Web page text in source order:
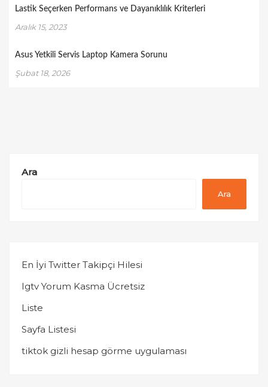
Lastik Seçerken Performans ve Dayanıklılık Kriterleri
Aralık 15, 2023
Asus Yetkili Servis Laptop Kamera Sorunu
Şubat 18, 2026
Ara
Ara
En İyi Twitter Takipçi Hilesi
Igtv Yorum Kasma Ücretsiz
Liste
Sayfa Listesi
tiktok gizli hesap görme uygulaması